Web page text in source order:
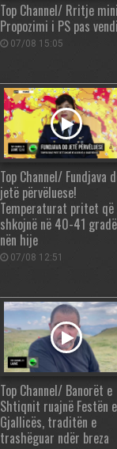
Top Channel/ Rritje
Propozimi i PS pas
07/08 15:05
Top Channel/ Fundjava
jetë përvëluese!
Temperaturat pritet
shkojnë në 40-41 gradë
nën hije
07/08 12:51
Top Channel/ Banorët e
Shtiqnit ruajnë Festën e
Gjallicës, traditën e
trashëguar ndër breza